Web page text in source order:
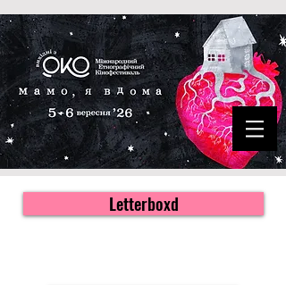
Letterboxd